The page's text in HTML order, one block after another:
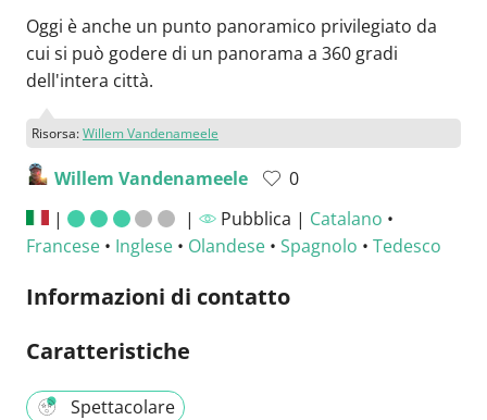
Oggi è anche un punto panoramico privilegiato da
cui si può godere di un panorama a 360 gradi
dell'intera città.
Risorsa:Willem Vandenameele
Willem Vandenameele
0
|
| Pubblica | Catalano •
Francese • Inglese • Olandese • Spagnolo • Tedesco
Informazioni di contatto
Caratteristiche
Spettacolare